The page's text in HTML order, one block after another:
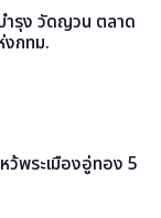
ำรุง วัดญวน ตลาด
งกทม.
ว้พระเมืองอู่ทอง 5